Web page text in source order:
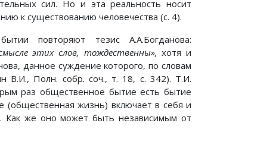
сил. Но и эта реальность носит
к существованию человечества (с. 4).
повторяют тезис А.А.Богданова:
этих слов, тождественны», хотя и
данное суждение которого, по словам
В.И., Полн. собр. соч., т. 18, с. 342). Т.И.
раз общественное бытие есть бытие
жизнь) включает в себя и
Как же оно может быть независимым от